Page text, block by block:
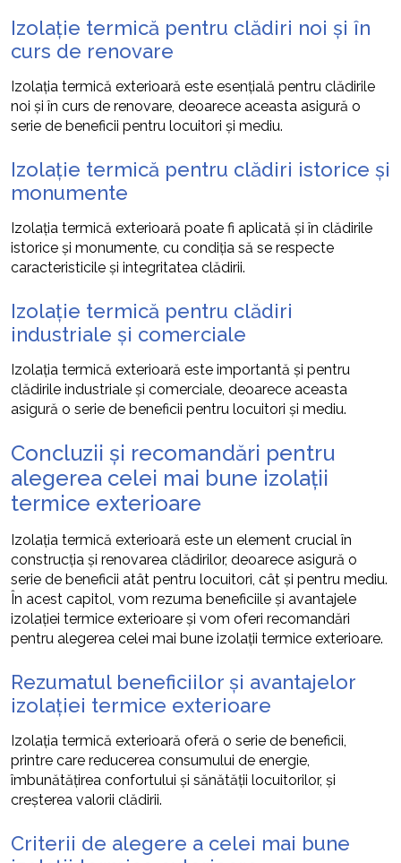
Izolație termică pentru clădiri noi și în
curs de renovare
Izolația termică exterioară este esențială pentru clădirile
noi și în curs de renovare, deoarece aceasta asigură o
serie de beneficii pentru locuitori și mediu.
Izolație termică pentru clădiri istorice și
monumente
Izolația termică exterioară poate fi aplicată și în clădirile
istorice și monumente, cu condiția să se respecte
caracteristicile și integritatea clădirii.
Izolație termică pentru clădiri
industriale și comerciale
Izolația termică exterioară este importantă și pentru
clădirile industriale și comerciale, deoarece aceasta
asigură o serie de beneficii pentru locuitori și mediu.
Concluzii și recomandări pentru
alegerea celei mai bune izolații
termice exterioare
Izolația termică exterioară este un element crucial în
construcția și renovarea clădirilor, deoarece asigură o
serie de beneficii atât pentru locuitori, cât și pentru mediu.
În acest capitol, vom rezuma beneficiile și avantajele
izolației termice exterioare și vom oferi recomandări
pentru alegerea celei mai bune izolații termice exterioare.
Rezumatul beneficiilor și avantajelor
izolației termice exterioare
Izolația termică exterioară oferă o serie de beneficii,
printre care reducerea consumului de energie,
îmbunătățirea confortului și sănătății locuitorilor, și
creșterea valorii clădirii.
Criterii de alegere a celei mai bune